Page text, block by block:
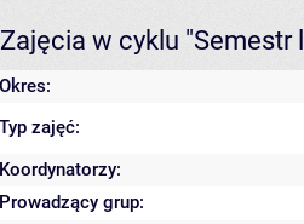
Zajęcia w cyklu "Semestr
Okres:
Typ zajęć:
Koordynatorzy:
Prowadzący grup: